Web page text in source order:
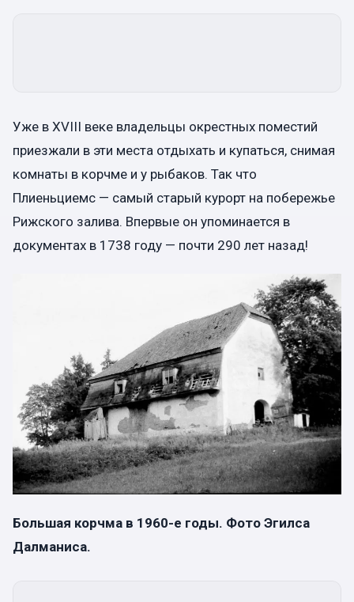
Уже в XVIII веке владельцы окрестных поместий
приезжали в эти места отдыхать и купаться, снимая
комнаты в корчме и у рыбаков. Так что
Плиеньциемс — самый старый курорт на побережье
Рижского залива. Впервые он упоминается в
документах в 1738 году — почти 290 лет назад!
Большая корчма в 1960-е годы. Фото Эгилса
Далманиса.